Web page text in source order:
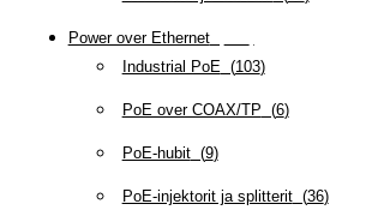
Power over Ethernet(
Industrial PoE(103)
PoE over COAX/TP (6)
PoE-hubit(9)
PoE-injektorit ja splitterit(36)